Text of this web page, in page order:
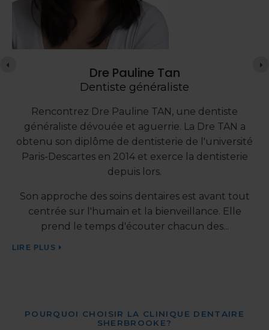
Dre Pauline Tan
Dentiste généraliste
Rencontrez Dre Pauline TAN, une dentiste
généraliste dévouée et aguerrie. La Dre TAN a
obtenu son diplôme de dentisterie de l'université
Paris-Descartes en 2014 et exerce la dentisterie
depuis lors.
Son approche des soins dentaires est avant tout
centrée sur l'humain et la bienveillance. Elle
prend le temps d'écouter chacun des
LIRE PLUS
POURQUOI CHOISIR LA CLINIQUE DENTAIRE
SHERBROOKE?